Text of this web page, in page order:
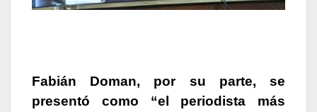
Fabián Doman, por su parte, se
presentó como “el periodista más